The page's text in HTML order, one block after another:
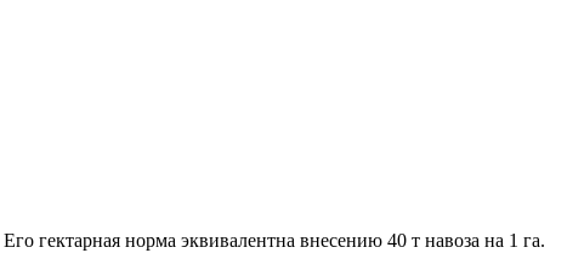
гектарная норма эквивалентна внесению 40 т навоза на 1 га.